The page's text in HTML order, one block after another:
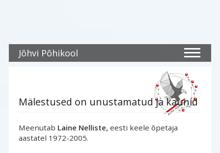
Jõhvi Põhikool
Mälestused on unustamatud ja kaunid
Meenutab Laine Nelliste, eesti keele õpetaja
aastatel 1972-2005.